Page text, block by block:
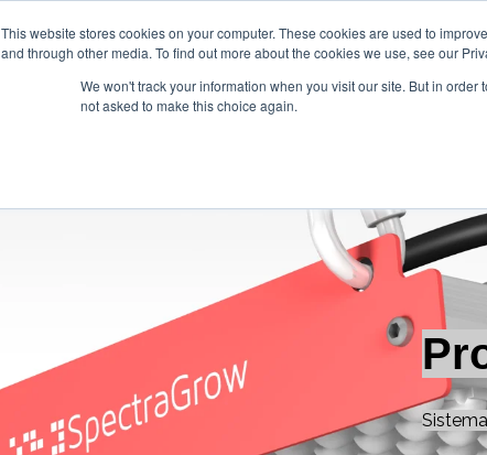
This website stores cookies on your computer. These cookies are used to
and through other media. To find out more about the cookies we use, see our
We won't track your information when you visit our site. But in
not asked to make this choice again.